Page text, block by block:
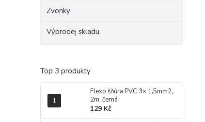
Zvonky
Výprodej skladu
Top 3 produkty
Flexo šňůra PVC 3× 1,5mm2,
2m, černá
129 Kč